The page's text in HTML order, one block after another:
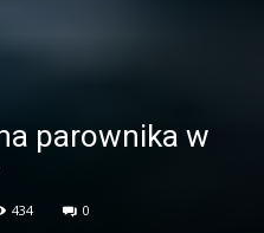
parownika w
434 0